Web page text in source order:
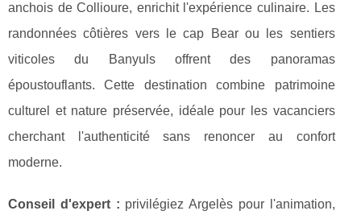
anchois de Collioure, enrichit l'expérience culinaire. Les
randonnées côtières vers le cap Bear ou les sentiers
viticoles du Banyuls offrent des panoramas
époustouflants. Cette destination combine patrimoine
culturel et nature préservée, idéale pour les vacanciers
cherchant l'authenticité sans renoncer au confort
moderne.
Conseil d'expert : privilégiez Argelès pour l'animation,